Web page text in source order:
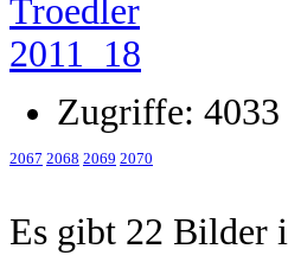
Zugriffe: 4033
2067 2068 2069 2070
Es gibt 22 Bilder